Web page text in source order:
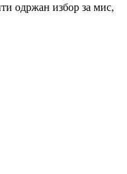
одржан избор за мис,